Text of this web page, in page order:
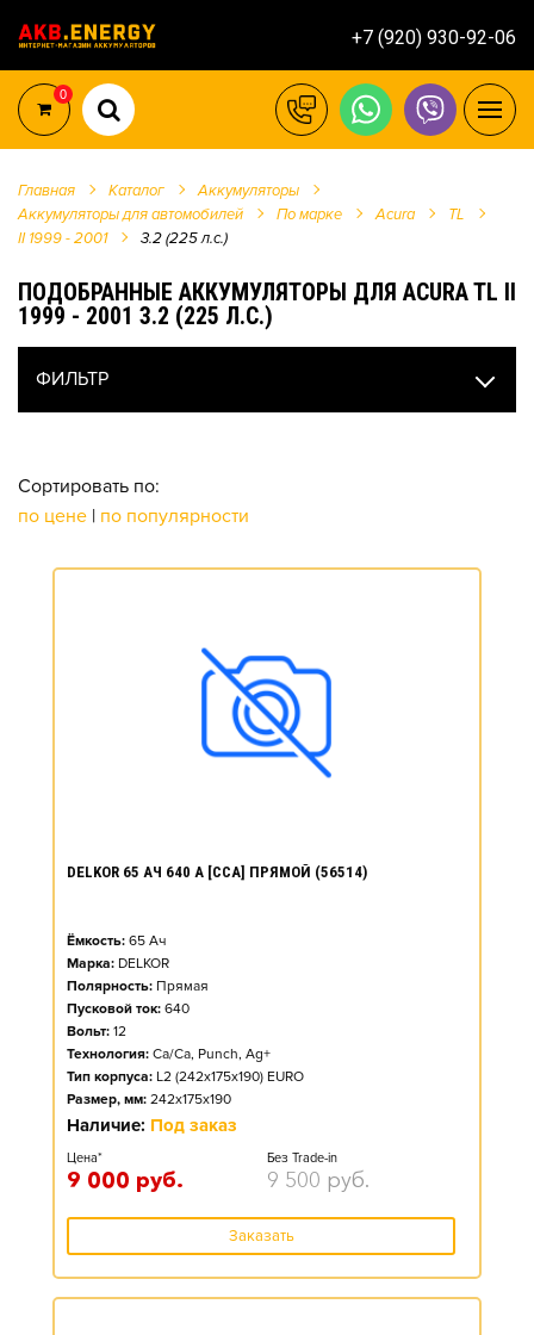
+7 (920) 930-92-06
0
Главная Каталог
Аккумуляторы
Аккумуляторы для автомобилей
По марке Acura
TL
II 1999 - 2001
3.2 (225 л.с.)
ПОДОБРАННЫЕ АККУМУЛЯТОРЫ ДЛЯ ACURA TL II
1999 - 2001 3.2 (225 Л.С.)
ФИЛЬТР
Сортировать по:
по цене | по популярности
DELKOR 65 АЧ 640 А [CCA] ПРЯМОЙ (56514)
Ёмкость: 65 Ач
Марка: DELKOR
Полярность: Прямая
Пусковой ток: 640
Вольт: 12
Технология: Ca/Ca, Punch, Ag+
Тип корпуса: L2 (242x175x190) EURO
Размер, мм: 242x175x190
Наличие: Под заказ
Цена*
9 000 руб.
Без Trade-in
9 500 руб.
Заказать